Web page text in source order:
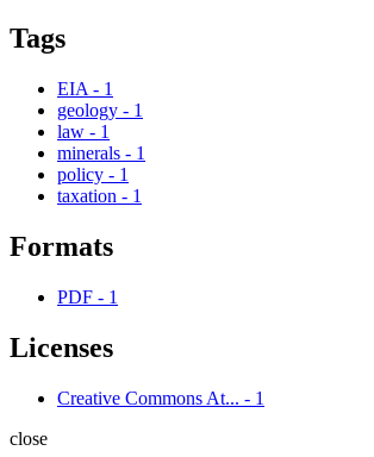
Tags
EIA - 1
geology - 1
law - 1
minerals - 1
policy - 1
taxation - 1
Formats
PDF - 1
Licenses
Creative Commons At... - 1
close